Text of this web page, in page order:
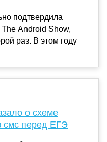
подтвердила
Android Show,
раз. В этом году
о схеме
смс перед ЕГЭ